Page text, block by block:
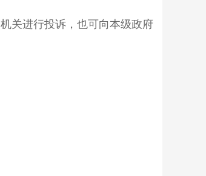
关进行投诉，也可向本级政府